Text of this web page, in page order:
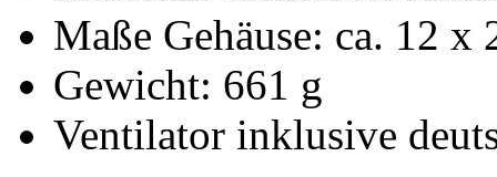
Maße Gehäuse: ca. 12
Gewicht: 661 g
Ventilator inklusive